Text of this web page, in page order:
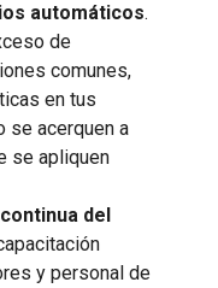
automáticos.
de
comunes,
en tus
se acerquen a
se apliquen
del
y personal de